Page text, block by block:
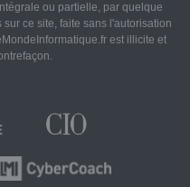
ou partielle, par quelque
ce site, faite sans l'autorisation
est illicite et